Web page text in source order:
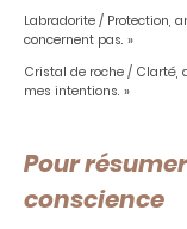
Labradorite / Protection,
concernent pas. »
Cristal de roche / Clarté,
mes intentions. »
Pour
conscience